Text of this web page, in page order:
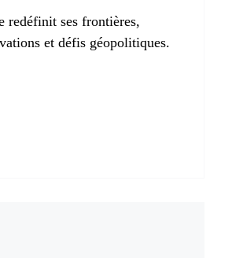
redéfinit ses frontières,
et défis géopolitiques.